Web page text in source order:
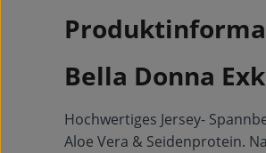
Bella Donna
Hochwertiges Jersey-
Aloe Vera & Seidenprotein.